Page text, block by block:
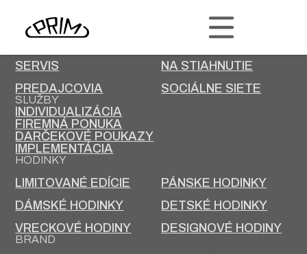
PRIM
KARIÉRA
SERVIS
NA STIAHNUTIE
PREDAJCOVIA
SOCIÁLNE SIETE
SLUŽBY
INDIVIDUALIZÁCIA
FIREMNÁ PONUKA
DARČEKOVÉ POUKAZY
IMPLEMENTÁCIA
HODINKY
LIMITOVANÉ EDÍCIE
PÁNSKE HODINKY
DÁMSKÉ HODINKY
DETSKÉ HODINKY
VRECKOVÉ HODINY
DESIGNOVÉ HODINY
BRAND